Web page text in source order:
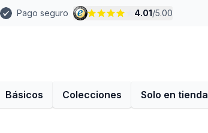
Pago seguro 4.01/5.00
Básicos Colecciones Solo en tienda